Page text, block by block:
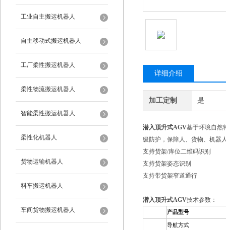
工业自主搬运机器人
自主移动式搬运机器人
工厂柔性搬运机器人
柔性物流搬运机器人
智能柔性搬运机器人
柔性化机器人
货物运输机器人
料车搬运机器人
车间货物搬运机器人
详细介绍
加工定制 是
潜入顶升式AGV基于环境自然
级防护，保障人、货物、机器
支持货架/库位二维码识别
支持货架姿态识别
支持带货架窄道通行
潜入顶升式AGV技术参数：
产品型号
导航方式